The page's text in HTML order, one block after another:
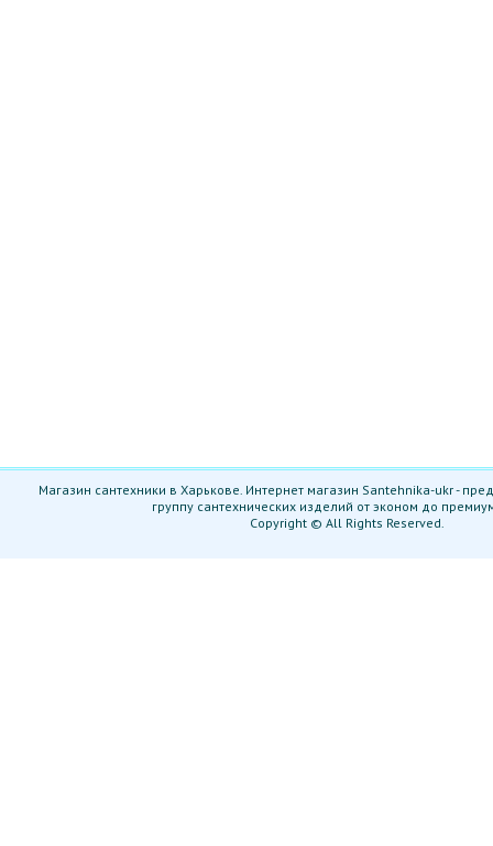
Магазин сантехники в Харькове. Интернет магазин Santehnika-ukr -
группу сантехнических изделий от эконом до
Copyright © All Rights Reserved.